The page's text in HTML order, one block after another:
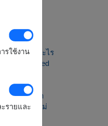
อร์
คืออะไร
ไม้ Preserved
รค้นหาสินค้า
Spam หรือไม่
รใช้งาน
รายและ